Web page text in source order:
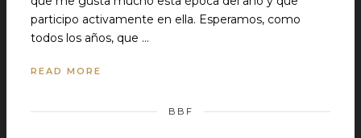
participo activamente en ella. Esperamos, como
todos los años, que …
READ MORE
BBF